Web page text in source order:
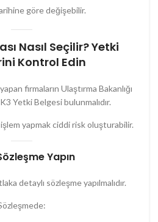
göre değişebilir.
Nasıl Seçilir? Yetki
Kontrol Edin
firmaların Ulaştırma Bakanlığı
Yetki Belgesi bulunmalıdır.
yapmak ciddi risk oluşturabilir.
Yapın
detaylı sözleşme yapılmalıdır.